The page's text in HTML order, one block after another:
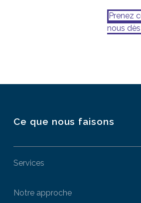
Prenez
nous
Ce que nous faisons
Services
Notre approche